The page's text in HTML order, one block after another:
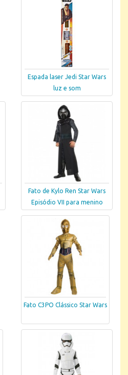
Espada laser Jedi Star Wars
luz e som
Fato de Kylo Ren Star Wars
Episódio VII para menino
Fato C3PO Clássico Star Wars